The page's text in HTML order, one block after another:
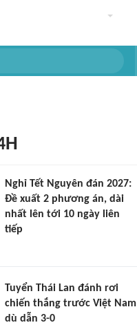
Nghỉ Tết Nguyên đán 2027:
Đề xuất 2 phương án, dài
nhất lên tới 10 ngày liên
tiếp
Tuyển Thái Lan đánh rơi
chiến thắng trước Việt Nam
dù dẫn 3-0